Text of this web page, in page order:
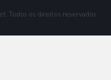
Todos os direitos reservados.